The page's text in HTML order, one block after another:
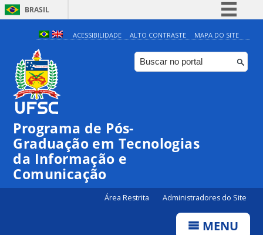
BRASIL
Simplifique!
Comunica BR
Participe
ACESSIBILIDADE ALTO CONTRASTE MAPA DO SITE
Programa de Pós-
Graduação em Tecnologias
da Informação e
Comunicação
Área Restrita Administradores do Site
MENU